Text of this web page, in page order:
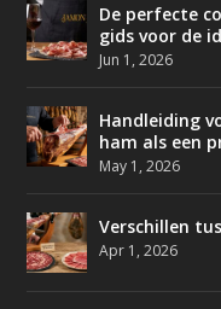
De perfecte
gids voor de
Jun 1, 2026
Handleiding
ham als een
May 1, 2026
Verschillen
Apr 1, 2026